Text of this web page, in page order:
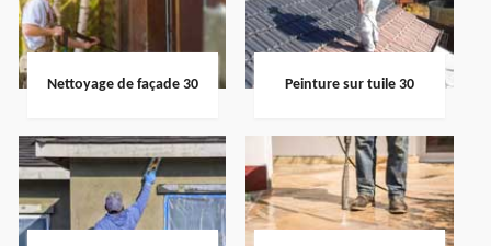
Nettoyage de façade 30 Peinture sur tuile 30